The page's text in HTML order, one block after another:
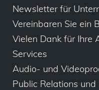
Newsletter für
Vereinbaren Sie ein
Vielen Dank für Ihre
Services
Audio- und
Public Relations und